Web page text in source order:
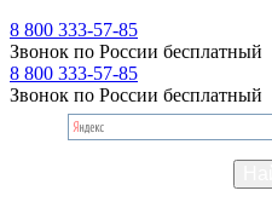
8 800 333-57-85
Звонок по России бесплатный
8 800 333-57-85
Звонок по России бесплатный